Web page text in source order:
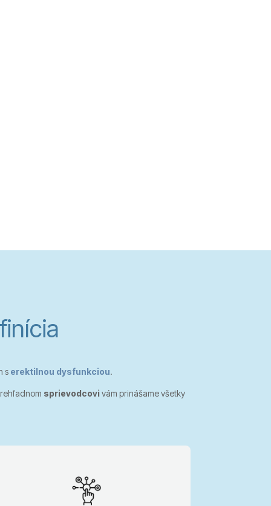
s erektilnou dysfunkciou.
sprievodcovi vám prinášame všetky